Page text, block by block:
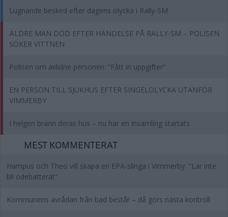
Lugnande besked efter dagens olycka i Rally-SM
ÄLDRE MAN DÖD EFTER HÄNDELSE PÅ RALLY-SM – POLISEN
SÖKER VITTNEN
Polisen om avlidne personen: ”Fått in uppgifter”
EN PERSON TILL SJUKHUS EFTER SINGELOLYCKA UTANFÖR
VIMMERBY
I helgen brann deras hus – nu har en insamling startats
MEST KOMMENTERAT
Hampus och Theo vill skapa en EPA-slinga i Vimmerby: "Lär inte
bli odebatterat"
Kommunens avrådan från bad består – då görs nästa kontroll